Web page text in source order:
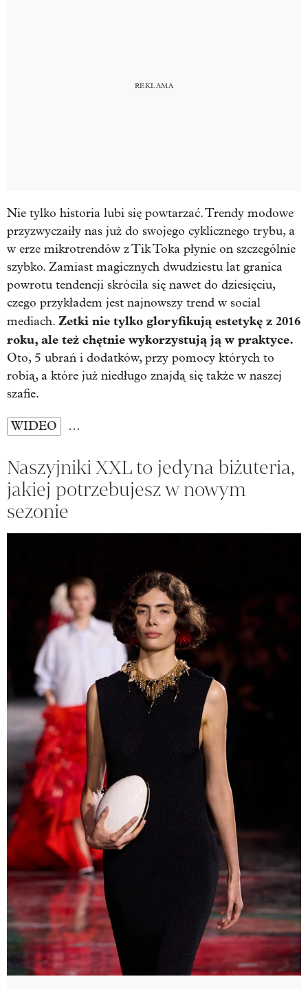
Nie tylko historia lubi się powtarzać. Trendy modowe
przyzwyczaiły nas już do swojego cyklicznego trybu, a
w erze mikrotrendów z Tik Toka płynie on szczególnie
szybko. Zamiast magicznych dwudziestu lat granica
powrotu tendencji skrócila się nawet do dziesięciu,
czego przykładem jest najnowszy trend w social
mediach. Zetki nie tylko gloryfikują estetykę z 2016
roku, ale też chętnie wykorzystują ją w praktyce.
Oto, 5 ubrań i dodatków, przy pomocy których to
robią, a które już niedługo znajdą się także w naszej
szafie.
WIDEO …
Naszyjniki XXL to jedyna biżuteria,
jakiej potrzebujesz w nowym
sezonie